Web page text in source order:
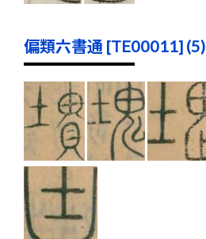
偏類六書通 [TE00011] (5)